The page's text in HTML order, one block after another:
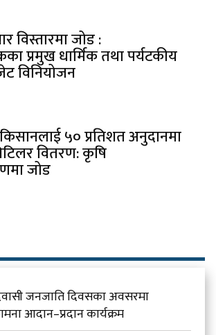
विस्तारमा जोड :
प्रमुख धार्मिक तथा पर्यटकीय
विनियोजन
किसानलाई ५० प्रतिशत अनुदानमा
वितरण: कृषि
जोड
जनजाति दिवसका अवसरमा
आदान–प्रदान कार्यक्रम